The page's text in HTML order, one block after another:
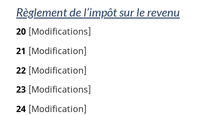
Règlement de l’impôt sur le revenu
20 [Modifications]
21 [Modification]
22 [Modification]
23 [Modifications]
24 [Modification]